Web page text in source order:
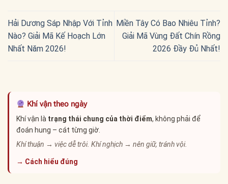
Hải Dương Sáp Nhập Với Tỉnh
Nào? Giải Mã Kế Hoạch Lớn
Nhất Năm 2026!
Miền Tây Có Bao Nhiêu Tỉnh?
Giải Mã Vùng Đất Chín Rồng
2026 Đầy Đủ Nhất!
Khí vận theo ngày
Khí vận là trạng thái chung của thời điểm, không phải để
đoán hung – cát từng giờ.
Khí thuận → việc dễ trôi. Khí nghịch → nên giữ, tránh vội.
→ Cách hiểu đúng